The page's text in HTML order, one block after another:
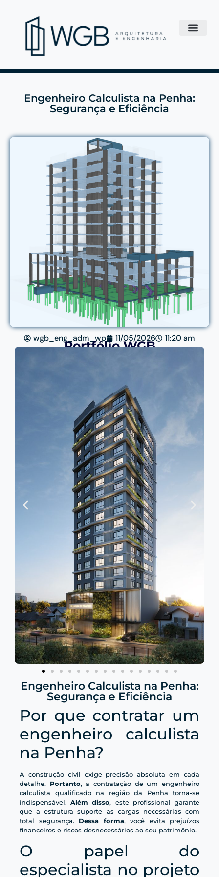
Engenheiro Calculista na Penha:
Segurança e Eficiência
wgb_eng_adm_wp 11/05/2026 11:20 am
Portfólio WGB
Engenheiro Calculista na Penha:
Segurança e Eficiência
Por que contratar um
engenheiro calculista
na Penha?
A construção civil exige precisão absoluta em cada
detalhe. Portanto, a contratação de um engenheiro
calculista qualificado na região da Penha torna-se
indispensável.Além disso, este profissional garante
que a estrutura suporte as cargas necessárias com
total segurança. Dessa forma, você evita prejuízos
financeiros e riscos desnecessários ao seu patrimônio.
O papel do
especialista no projeto